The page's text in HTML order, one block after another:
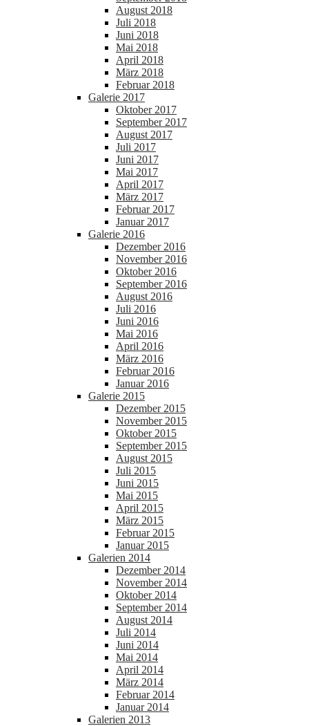
August 2018
Juli 2018
Juni 2018
Mai 2018
April 2018
März 2018
Februar 2018
Galerie 2017
Oktober 2017
September 2017
August 2017
Juli 2017
Juni 2017
Mai 2017
April 2017
März 2017
Februar 2017
Januar 2017
Galerie 2016
Dezember 2016
November 2016
Oktober 2016
September 2016
August 2016
Juli 2016
Juni 2016
Mai 2016
April 2016
März 2016
Februar 2016
Januar 2016
Galerie 2015
Dezember 2015
November 2015
Oktober 2015
September 2015
August 2015
Juli 2015
Juni 2015
Mai 2015
April 2015
März 2015
Februar 2015
Januar 2015
Galerien 2014
Dezember 2014
November 2014
Oktober 2014
September 2014
August 2014
Juli 2014
Juni 2014
Mai 2014
April 2014
März 2014
Februar 2014
Januar 2014
Galerien 2013